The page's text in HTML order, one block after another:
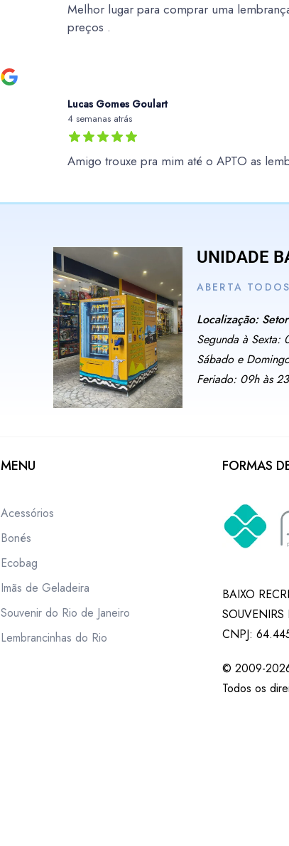
Melhor lugar para comprar uma
preços .
Lucas Gomes Goulart
4 semanas atrás
Amigo trouxe pra mim até o APTO as
UNIDADE
ABERTA
Localização:
Segunda à Sexta:
Sábado e
Feriado: 09h às
MENU
Acessórios
Bonés
Ecobag
Imãs de Geladeira
Souvenir do Rio de Janeiro
Lembrancinhas do Rio
FORMAS
BAIXO
SOUVENIRS
CNPJ:
© 2009-
Todos os